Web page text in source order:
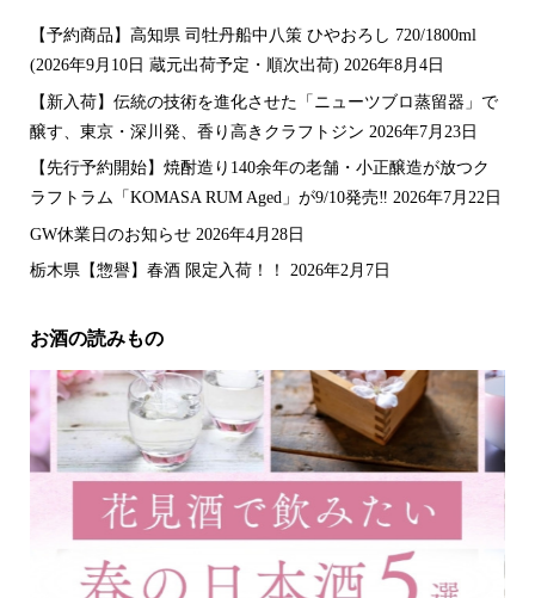
【予約商品】高知県 司牡丹船中八策 ひやおろし 720/1800ml
(2026年9月10日 蔵元出荷予定・順次出荷) 2026年8月4日
【新入荷】伝統の技術を進化させた「ニューツブロ蒸留器」で
醸す、東京・深川発、香り高きクラフトジン 2026年7月23日
【先行予約開始】焼酎造り140余年の老舗・小正醸造が放つク
ラフトラム「KOMASA RUM Aged」が9/10発売‼️ 2026年7月22日
GW休業日のお知らせ 2026年4月28日
栃木県【惣譽】春酒 限定入荷！！ 2026年2月7日
お酒の読みもの